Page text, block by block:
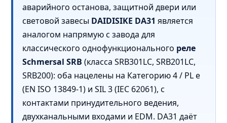
аварийного останова, защитной двери или
световой завесы DAIDISIKE DA31 является
аналогом напрямую с завода для
классического однофункционального реле
Schmersal SRB (класса SRB301LC, SRB201LC,
SRB200): оба нацелены на Категорию 4 / PL e
(EN ISO 13849-1) и SIL 3 (IEC 62061), с
контактами принудительного ведения,
двухканальными входами и EDM. DA31 даёт